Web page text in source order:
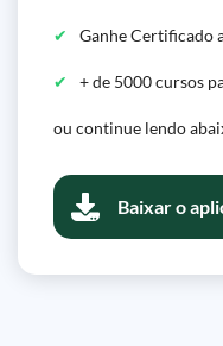
Ganhe Certificado
+ de 5000 cursos
ou continue lendo
Baixar o